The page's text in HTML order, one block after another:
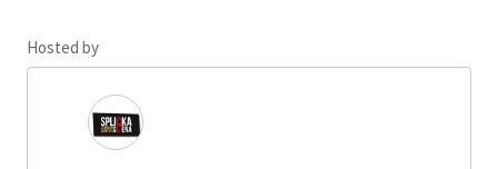
Hosted by